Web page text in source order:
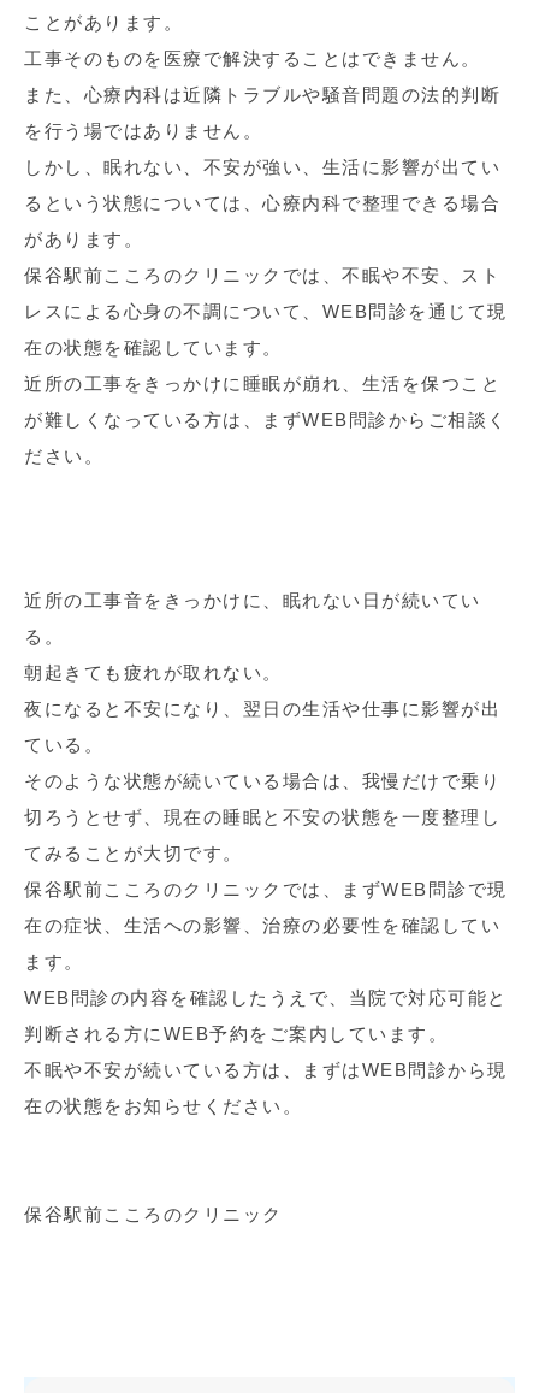
ことがあります。
工事そのものを医療で解決することはできません。
また、心療内科は近隣トラブルや騒音問題の法的判断
を行う場ではありません。
しかし、眠れない、不安が強い、生活に影響が出てい
るという状態については、心療内科で整理できる場合
があります。
保谷駅前こころのクリニックでは、不眠や不安、スト
レスによる心身の不調について、WEB問診を通じて現
在の状態を確認しています。
近所の工事をきっかけに睡眠が崩れ、生活を保つこと
が難しくなっている方は、まずWEB問診からご相談く
ださい。
近所の工事音をきっかけに、眠れない日が続いてい
る。
朝起きても疲れが取れない。
夜になると不安になり、翌日の生活や仕事に影響が出
ている。
そのような状態が続いている場合は、我慢だけで乗り
切ろうとせず、現在の睡眠と不安の状態を一度整理し
てみることが大切です。
保谷駅前こころのクリニックでは、まずWEB問診で現
在の症状、生活への影響、治療の必要性を確認してい
ます。
WEB問診の内容を確認したうえで、当院で対応可能と
判断される方にWEB予約をご案内しています。
不眠や不安が続いている方は、まずはWEB問診から現
在の状態をお知らせください。
保谷駅前こころのクリニック